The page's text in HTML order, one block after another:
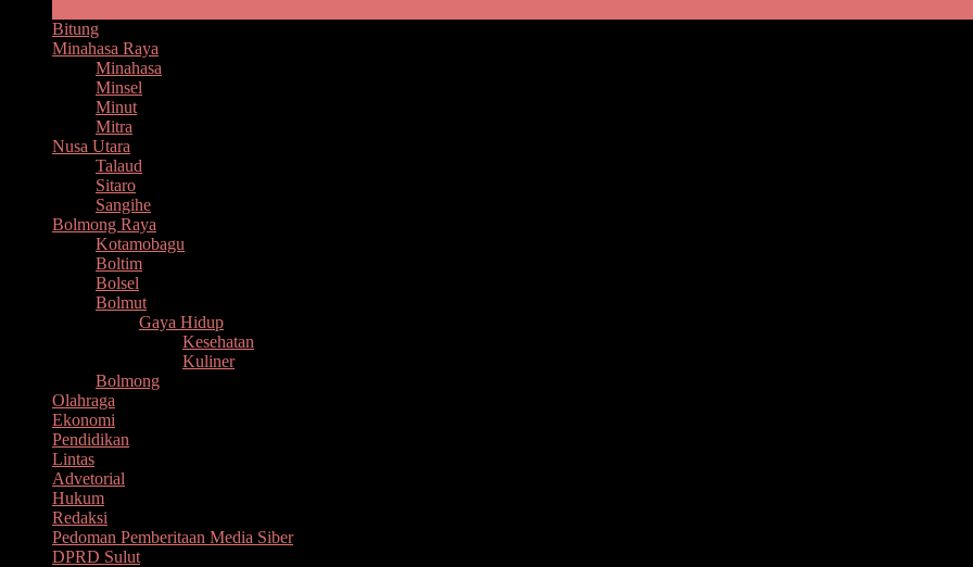
Bitung
Minahasa Raya
Minahasa
Minsel
Minut
Mitra
Nusa Utara
Talaud
Sitaro
Sangihe
Bolmong Raya
Kotamobagu
Boltim
Bolsel
Bolmut
Gaya Hidup
Kesehatan
Kuliner
Bolmong
Olahraga
Ekonomi
Pendidikan
Lintas
Advetorial
Hukum
Redaksi
Pedoman Pemberitaan Media Siber
DPRD Sulut